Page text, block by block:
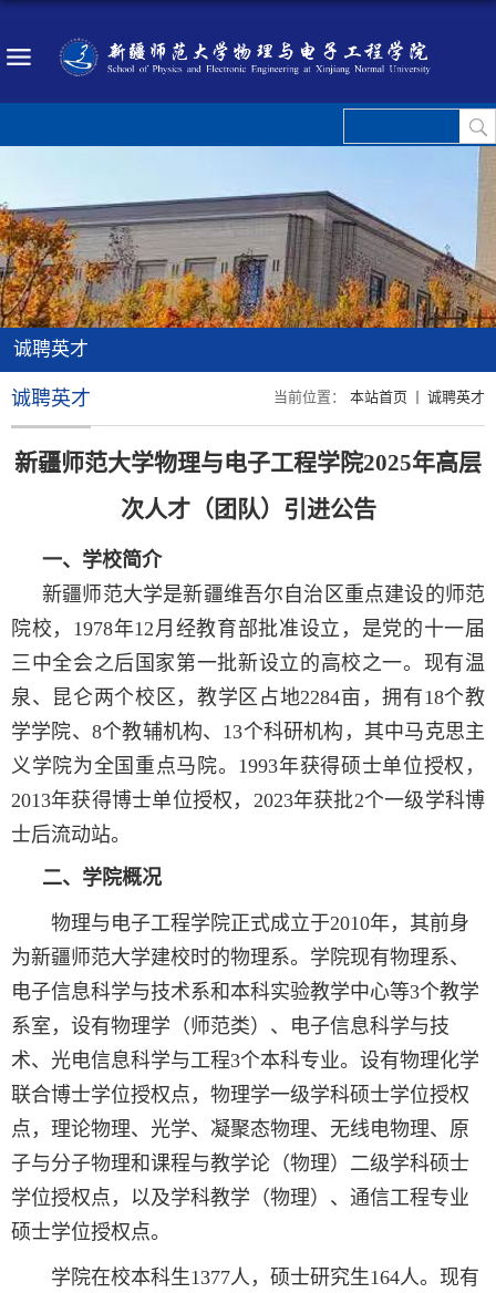
诚聘英才
当前位置： 本站首页 诚聘英才
诚聘英才
新疆师范大学物理与电子工程学院2025年高层
次人才（团队）引进公告
一、 学校简介
新疆师范大学是新疆维吾尔自治区重点建设的师范
院校， 1978年12月经教育部批准设立，是党的十一届
三中全会之后国家第一批新设立的高校之一。现有温
泉、昆仑两个校区，教学区占地2284亩，拥有18个教
学学院、8个教辅机构、13个科研机构，其中马克思主
义学院为全国重点马院。1993年获得硕士单位授权，
2013年获得博士单位授权，2023年获批2个一级学科博
士后流动站。
二、 学院概况
物理与电子工程学院正式成立于2010年，其前身
为新疆师范大学建校时的物理系。学院现有物理系、
电子信息科学与技术系和本科实验教学中心等3个教学
系室，设有物理学（师范类）、电子信息科学与技
术、光电信息科学与工程3个本科专业。设有物理化学
联合博士学位授权点，物理学一级学科硕士学位授权
点，理论物理、光学、凝聚态物理、无线电物理、原
子与分子物理和课程与教学论（物理）二级学科硕士
学位授权点，以及学科教学（物理）、通信工程专业
硕士学位授权点。
学院在校本科生1377人，硕士研究生164人。现有